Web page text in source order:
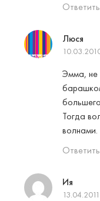
Ответить
Люся
Эмма, не
Тогда
волнами.
Ответить
Ия